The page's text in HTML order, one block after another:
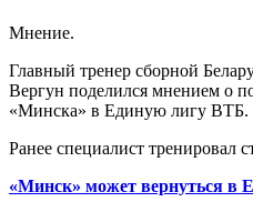
Мнение.
Главный тренер сборной
Вергун поделился мнением о
«Минска» в Единую лигу ВТБ.
Ранее специалист тренировал
«Минск» может вернуться в